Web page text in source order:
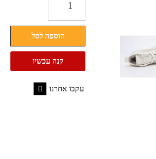
נעלי
אולסטאר
בצבע
לבן
הוספה לסל
קנה עכשיו
עקבו אחרנו